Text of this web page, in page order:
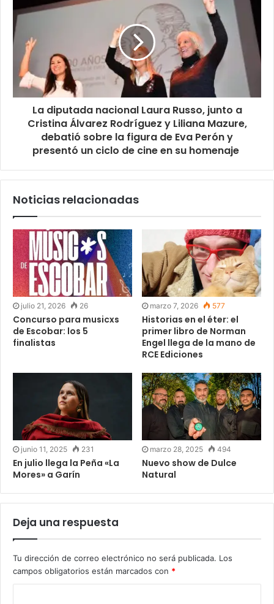
La diputada nacional Laura Russo, junto a
Cristina Álvarez Rodríguez y Liliana Mazure,
debatió sobre la figura de Eva Perón y
presentó un ciclo de cine en su homenaje
Noticias relacionadas
julio 21, 2026 26
Concurso para musicxs
de Escobar: los 5
finalistas
marzo 7, 2026 577
Historias en el éter: el
primer libro de Norman
Engel llega de la mano de
RCE Ediciones
junio 11, 2025 231
En julio llega la Peña «La
Mores» a Garín
marzo 28, 2025 494
Nuevo show de Dulce
Natural
Deja una respuesta
Tu dirección de correo electrónico no será publicada. Los
campos obligatorios están marcados con *